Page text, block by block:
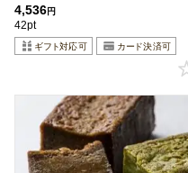
4,536円
42pt